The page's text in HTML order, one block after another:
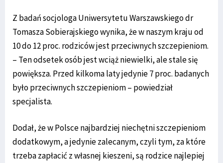
Z badań socjologa Uniwersytetu Warszawskiego dr
Tomasza Sobierajskiego wynika, że w naszym kraju od
10 do 12 proc. rodziców jest przeciwnych szczepieniom.
– Ten odsetek osób jest wciąż niewielki, ale stale się
powiększa. Przed kilkoma laty jedynie 7 proc. badanych
było przeciwnych szczepieniom – powiedział
specjalista.
Dodał, że w Polsce najbardziej niechętni szczepieniom
dodatkowym, a jedynie zalecanym, czyli tym, za które
trzeba zapłacić z własnej kieszeni, są rodzice najlepiej